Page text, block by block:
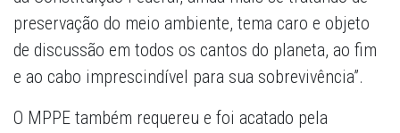
preservação do meio ambiente, tema caro e objeto
de discussão em todos os cantos do planeta, ao fim
e ao cabo imprescindível para sua sobrevivência”.
O MPPE também requereu e foi acatado pela